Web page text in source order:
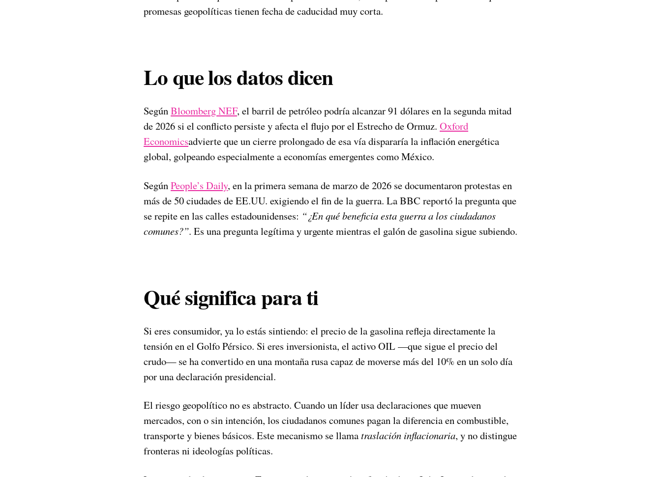
promesas geopolíticas tienen fecha de caducidad muy corta.
Lo que los datos dicen
SegúnBloomberg NEF, el barril de petróleo podría alcanzar 91 dólares en la segunda mitad
de 2026 si el conflicto persiste y afecta el flujo por el Estrecho de Ormuz. Oxford
Economicsadvierte que un cierre prolongado de esa vía dispararía la inflación energética
global, golpeando especialmente a economías emergentes como México.
Según People’s Daily, en la primera semana de marzo de 2026 se documentaron protestas en
más de 50 ciudades de EE.UU. exigiendo el fin de la guerra. La BBC reportó la pregunta que
se repite en las calles estadounidenses: “¿En qué beneficia esta guerra a los ciudadanos
comunes?”. Es una pregunta legítima y urgente mientras el galón de gasolina sigue subiendo.
Qué significa para ti
Si eres consumidor, ya lo estás sintiendo: el precio de la gasolina refleja directamente la
tensión en el Golfo Pérsico. Si eres inversionista, el activo OIL —que sigue el precio del
crudo— se ha convertido en una montaña rusa capaz de moverse más del 10% en un solo día
por una declaración presidencial.
El riesgo geopolítico no es abstracto. Cuando un líder usa declaraciones que mueven
mercados, con o sin intención, los ciudadanos comunes pagan la diferencia en combustible,
transporte y bienes básicos. Este mecanismo se llamatraslación inflacionaria, y no distingue
fronteras ni ideologías políticas.